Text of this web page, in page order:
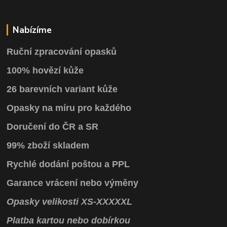
Nabízíme
Ruční zpracování opasků
100% hovězí kůže
26 barevních variant kůže
Opasky na míru pro každého
Doručení do ČR a SR
99% zboží skladem
Rychlé dodání poštou a PPL
Garance vrácenínebo výměny
OpaskyvelikostiXS-XXXXXL
Platba kartou nebo dobírkou